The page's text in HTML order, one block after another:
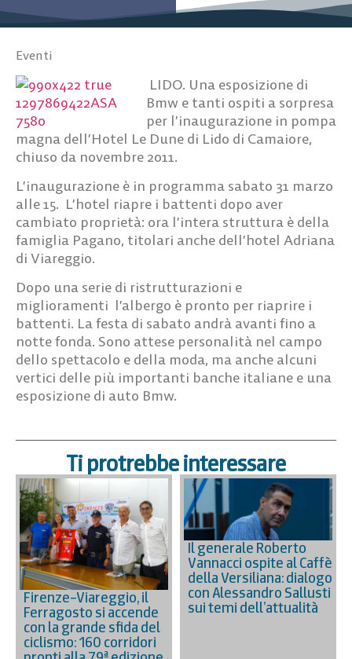
Eventi
LIDO. Una esposizione di
Bmw e tanti ospiti a sorpresa
per l’inaugurazione in pompa
magna dell’Hotel Le Dune di Lido di Camaiore,
chiuso da novembre 2011.
L’inaugurazione è in programma sabato 31 marzo
alle 15. L’hotel riapre i battenti dopo aver
cambiato proprietà: ora l’intera struttura è della
famiglia Pagano, titolari anche dell’hotel Adriana
di Viareggio.
Dopo una serie di ristrutturazioni e
miglioramenti l’albergo è pronto per riaprire i
battenti. La festa di sabato andrà avanti fino a
notte fonda. Sono attese personalità nel campo
dello spettacolo e della moda, ma anche alcuni
vertici delle più importanti banche italiane e una
esposizione di auto Bmw.
Ti protrebbe interessare
Firenze–Viareggio, il
Ferragosto si accende
con la grande sfida del
ciclismo: 160 corridori
Il generale Roberto
Vannacci ospite al Caffè
della Versiliana: dialogo
con Alessandro Sallusti
sui temi dell’attualità